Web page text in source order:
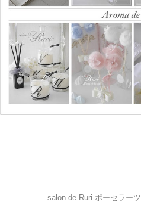
salon de Ruri ポーセラー